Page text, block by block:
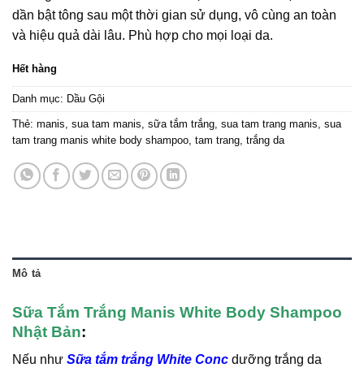
dần bật tông sau một thời gian sử dụng, vô cùng an toàn
và hiệu quả dài lâu. Phù hợp cho mọi loại da.
Hết hàng
Danh mục: Dầu Gội
Thẻ: manis sua tam manis sữa tắm trắng sua tam trang manis sua
tam trang manis white body shampoo tam trang trắng da
Mô tả
Sữa Tắm Trắng Manis White Body Shampoo
Nhật Bản:
Nếu như Sữa tắm trắng White Conc dưỡng trắng da